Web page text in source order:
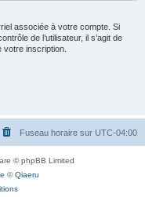
associée à votre compte. Si
de l’utilisateur, il s’agit de
votre inscription.
Fuseau horaire sur UTC-04:00
© phpBB Limited
©Qiaeru